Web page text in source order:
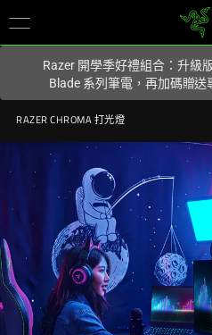
的網站.
Razer 開學季好禮組合：升級
Blade 系列筆電，再加碼贈送
RAZER CHROMA 打光燈